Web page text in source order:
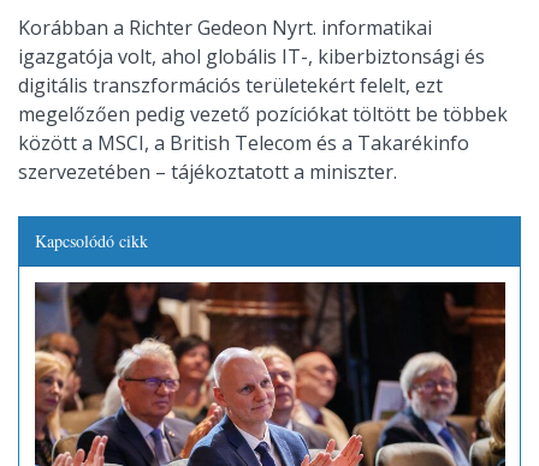
Korábban a Richter Gedeon Nyrt. informatikai
igazgatója volt, ahol globális IT-, kiberbiztonsági és
digitális transzformációs területekért felelt, ezt
megelőzően pedig vezető pozíciókat töltött be többek
között a MSCI, a British Telecom és a Takarékinfo
szervezetében – tájékoztatott a miniszter.
Kapcsolódó cikk